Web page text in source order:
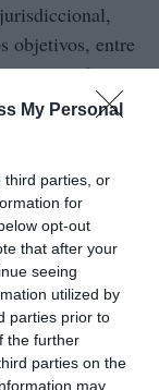
My Personal
third parties, or
for
opt-out
that after your
seeing
utilized by
parties prior to
the further
parties on the
may
objetivos, entre
en las
la legitimación
una más
una
general en el
idoneidad de
y
populares”,